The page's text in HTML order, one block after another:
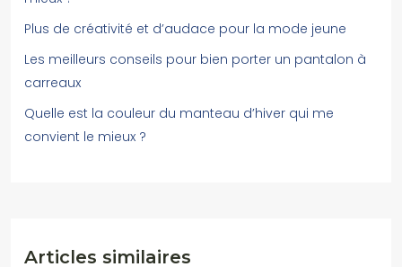
Plus de créativité et d’audace pour la mode jeune
Les meilleurs conseils pour bien porter un pantalon à
carreaux
Quelle est la couleur du manteau d’hiver qui me
convient le mieux ?
Articles similaires